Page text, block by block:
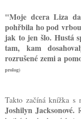
"Moje dcera Liza
pohřbila ho pod
jak to jen šlo. Hustá
tam, kam
rozrušené zemi a
prolog)
Takto začíná knížka s
Joshilyn Jacksonové.